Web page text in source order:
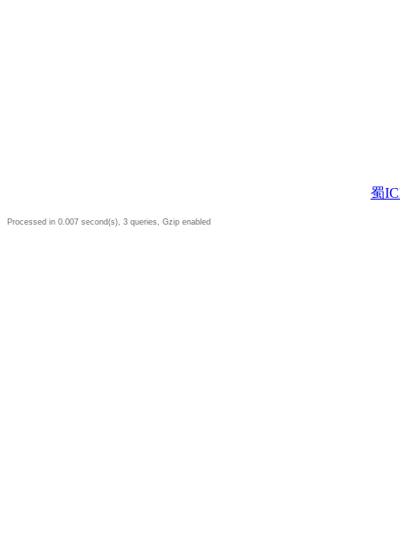
蜀
Processed in 0.007 second(s), 3 queries, Gzip enabled